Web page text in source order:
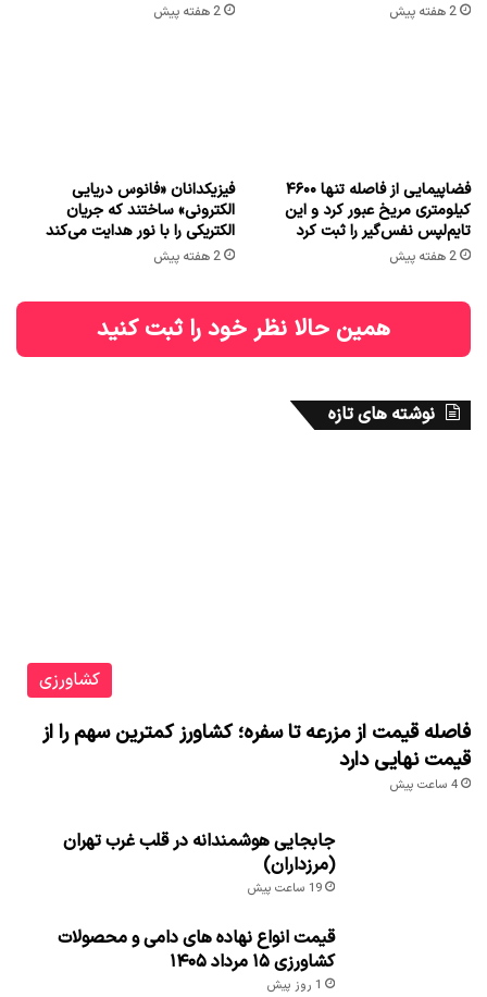
2 هفته پیش 2 هفته پیش
فضاپیمایی از فاصله تنها ۴۶۰۰
کیلومتری مریخ عبور کرد و این
تایم‌لپس نفس‌گیر را ثبت کرد
2 هفته پیش
فیزیکدانان «فانوس دریایی
الکترونی» ساختند که جریان
الکتریکی را با نور هدایت می‌کند
2 هفته پیش
همین حالا نظر خود را ثبت کنید
نوشته های تازه
کشاورزی
فاصله قیمت از مزرعه تا سفره؛ کشاورز کمترین سهم را از
قیمت نهایی دارد
4 ساعت پیش
جابجایی هوشمندانه در قلب غرب تهران
(مرزداران)
19 ساعت پیش
قیمت انواع نهاده های دامی و محصولات
کشاورزی ۱۵ مرداد ۱۴۰۵
1 روز پیش